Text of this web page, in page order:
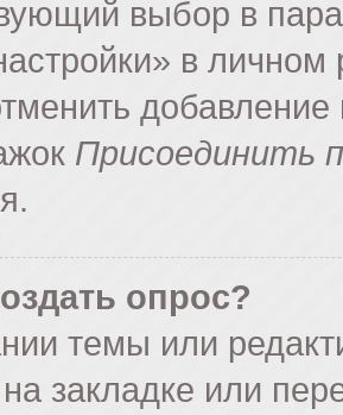
выбор в
в
Присоединить
опрос?
темы или
закладке или